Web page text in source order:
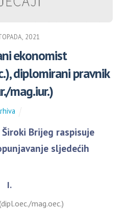
2021
ekonomist
diplomirani pravnik
mag.iur.)
Brijeg raspisuje
sljedećih
I.
mag.oec.)